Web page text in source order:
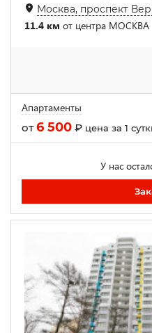
Москва, проспект
11.4 км от центра МОСКВА
Апартаменты
от6 500 ₽ цена за 1
У нас